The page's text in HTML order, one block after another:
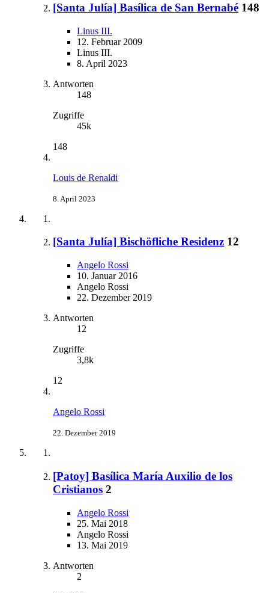
[Santa Julía] Basílica de San Bernabé 148
Linus III.
12. Februar 2009
Linus III.
8. April 2023
Antworten
148
Zugriffe
45k
148
Louis de Renaldi
8. April 2023
[Santa Julía] Bischöfliche Residenz 12
Angelo Rossi
10. Januar 2016
Angelo Rossi
22. Dezember 2019
Antworten
12
Zugriffe
3,8k
12
Angelo Rossi
22. Dezember 2019
[Patoy] Basílica María Auxilio de los
Cristianos 2
Angelo Rossi
25. Mai 2018
Angelo Rossi
13. Mai 2019
Antworten
2